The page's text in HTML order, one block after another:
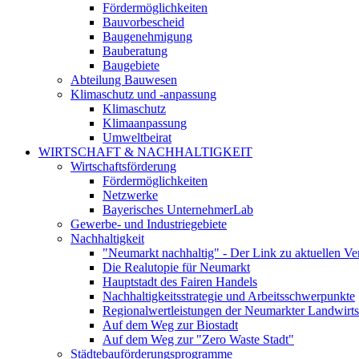
Fördermöglichkeiten
Bauvorbescheid
Baugenehmigung
Bauberatung
Baugebiete
Abteilung Bauwesen
Klimaschutz und -anpassung
Klimaschutz
Klimaanpassung
Umweltbeirat
WIRTSCHAFT & NACHHALTIGKEIT
Wirtschaftsförderung
Fördermöglichkeiten
Netzwerke
Bayerisches UnternehmerLab
Gewerbe- und Industriegebiete
Nachhaltigkeit
"Neumarkt nachhaltig" - Der Link zu aktuellen
Die Realutopie für Neumarkt
Hauptstadt des Fairen Handels
Nachhaltigkeitsstrategie und Arbeitsschwerpunkte
Regionalwertleistungen der Neumarkter
Auf dem Weg zur Biostadt
Auf dem Weg zur "Zero Waste Stadt"
Städtebauförderungsprogramme